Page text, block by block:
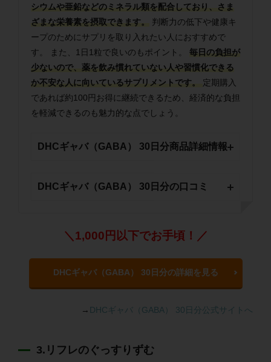
シウムや亜鉛などのミネラル類を配合しており、さま
ざまな栄養素を摂取できます。
判断力の低下や健康キ
ープのためにサプリを取り入れたい人におすすめで
す。 また、1日1粒で良いのもポイント。 毎日の負担が
少ないので、薬を飲み慣れていない人や習慣化できる
か不安な人に向いているサプリメントです。
定期購入
であれば約100円お得に継続できるため、経済的な負担
を軽減できるのも魅力的な点でしょう。
DHCギャバ（GABA） 30日分商品詳細情報
DHCギャバ（GABA） 30日分の口コミ
＼1,000円以下でお手頃！／
DHCギャバ（GABA） 30日分の詳細を見る
→ DHCギャバ（GABA） 30日分公式サイトへ
3.リフレのぐっすりずむ